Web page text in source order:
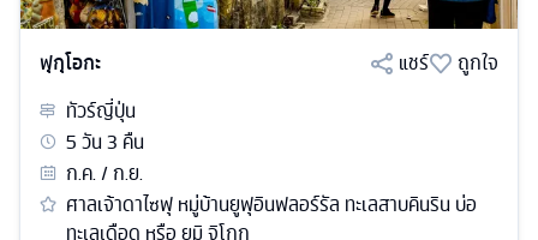
ฟุกุโอกะ แชร์
ถูกใจ
ทัวร์ญี่ปุ่น
5วัน3 คืน
ก.ค. / ก.ย.
ศาลเจ้าดาไซฟุ หมู่บ้านยูฟุอินฟลอร์รัล ทะเลสาบคินริน บ่อ
ทะเลเดือด หรือ ยูมิ จิโกกุ